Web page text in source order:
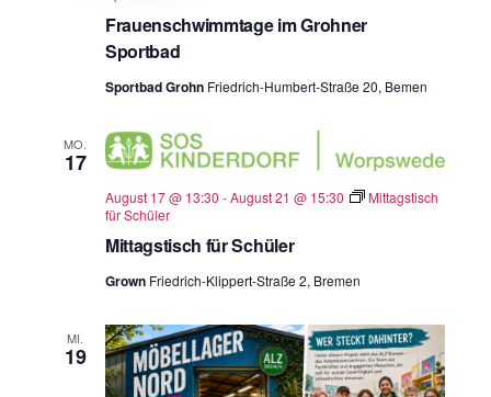
Frauenschwimmtage im Grohner
Sportbad
Sportbad Grohn Friedrich-Humbert-Straße 20, Bemen
MO.
17
Mittagstisch für Schüler
August 17 @ 13:30 -August 21 @ 15:30
Mittagstisch
für Schüler
Grown Friedrich-Klippert-Straße 2, Bremen
MI.
19